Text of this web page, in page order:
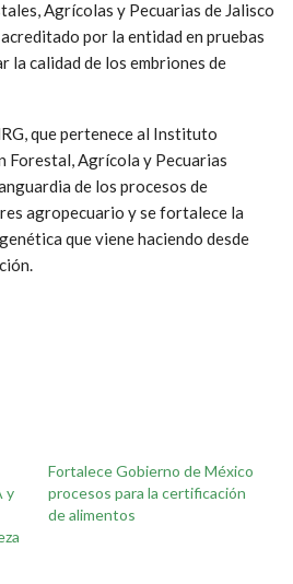
Agrícolas y Pecuarias de Jalisco
por la entidad en pruebas
la calidad de los embriones de
que pertenece al Instituto
Forestal, Agrícola y Pecuarias
de los procesos de
agropecuario y se fortalece la
que viene haciendo desde
y
Fortalece Gobierno de México
procesos para la certificación
de alimentos